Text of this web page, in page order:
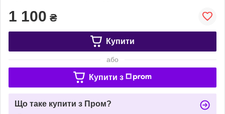
1 100 ₴
Купити
або
Купити з
Що таке купити з Пром?